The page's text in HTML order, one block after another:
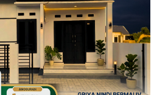
selama
Gorontalo
Ahmad